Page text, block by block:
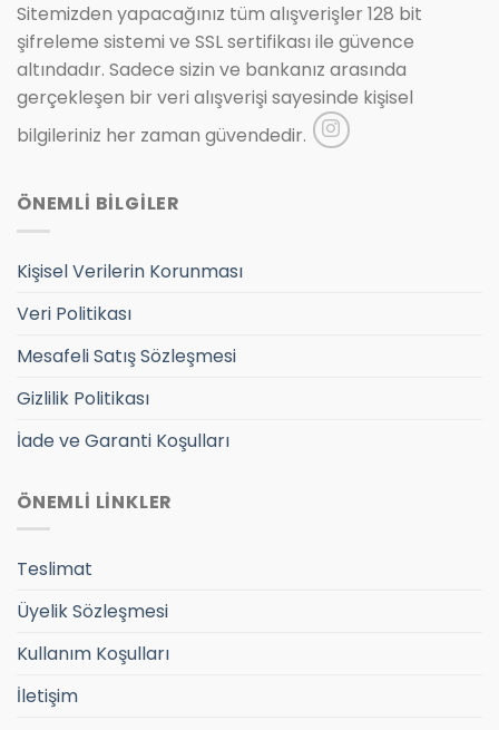
Sitemizden yapacağınız tüm alışverişler 128 bit
şifreleme sistemi ve SSL sertifikası ile güvence
altındadır. Sadece sizin ve bankanız arasında
gerçekleşen bir veri alışverişi sayesinde kişisel
bilgileriniz her zaman güvendedir.
ÖNEMLİ BİLGİLER
Kişisel Verilerin Korunması
Veri Politikası
Mesafeli Satış Sözleşmesi
Gizlilik Politikası
İade ve Garanti Koşulları
ÖNEMLİ LİNKLER
Teslimat
Üyelik Sözleşmesi
Kullanım Koşulları
İletişim